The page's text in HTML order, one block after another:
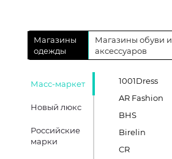
Магазины
одежды
Магазины обуви и
аксессуаров
Масс-маркет
Новый люкс
Российские
марки
1001Dress
AR Fashion
BHS
Birelin
CR